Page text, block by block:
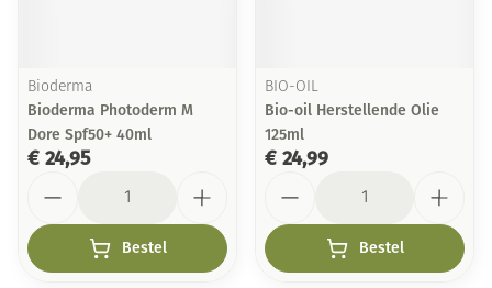
Bioderma
Bioderma Photoderm M
Dore Spf50+ 40ml
€ 24,95
Bestel
BIO-OIL
Bio-oil Herstellende Olie
125ml
€ 24,99
Bestel